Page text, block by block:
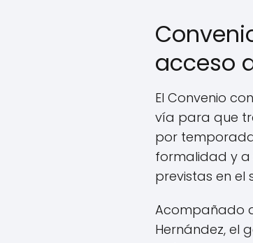
acceso
El Convenio
vía para que
por
formalidad y a
previstas en el
Acompañado
Hernández, el